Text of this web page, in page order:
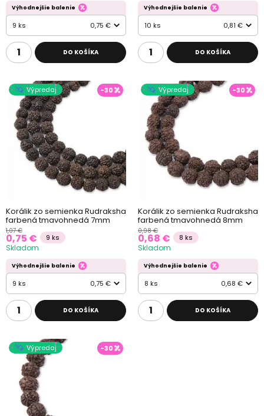
Výhodnejšie balenie
9 ks 0,75 €
DO KOŠÍKA
Výhodnejšie balenie
10 ks 0,81 €
DO KOŠÍKA
Výpredaj -30
Korálik zo semienka Rudraksha
farbená tmavohnedá 7mm
1,07 €
0,75 € 9 ks
Skladom
Výhodnejšie balenie
9 ks 0,75 €
DO KOŠÍKA
Výpredaj -30
Korálik zo semienka Rudraksha
farbená tmavohnedá 8mm
0,98 €
0,68 € 8 ks
Skladom
Výhodnejšie balenie
8 ks 0,68 €
DO KOŠÍKA
Výpredaj -30